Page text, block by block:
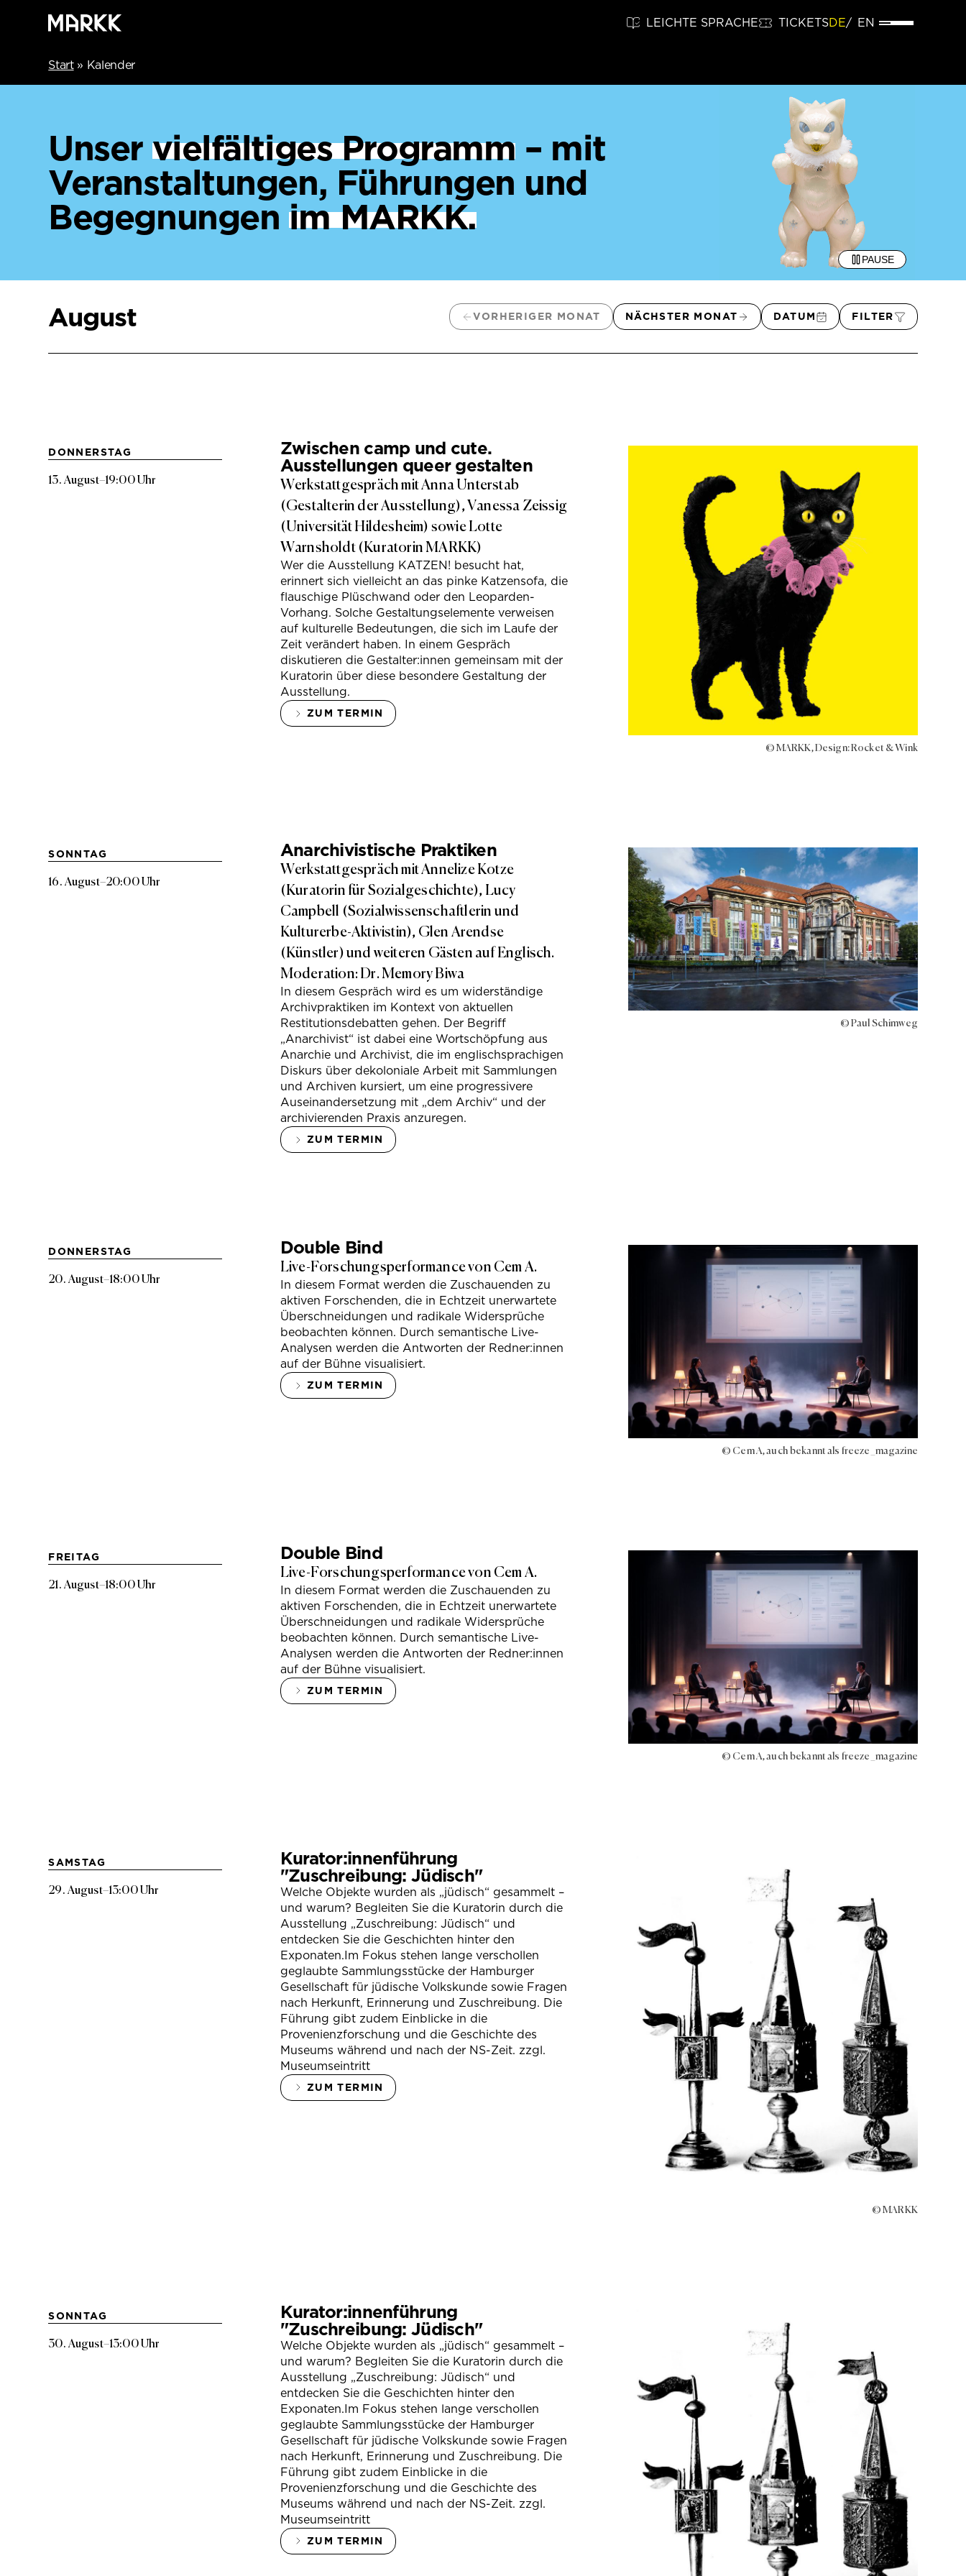
LEICHTE SPRACHE TICKETSDE EN
Start» Kalender
Unser vielfältiges Programm – mit
Veranstaltungen, Führungen und
Begegnungen im MARKK.
PAUSE
August VORHERIGER MONAT NÄCHSTER MONAT DATUM FILTER
DONNERSTAG
13. August–19:00 Uhr
Zwischen camp und cute.
Ausstellungen queer gestalten
Werkstattgespräch mit Anna Unterstab
(Gestalterin der Ausstellung), Vanessa Zeissig
(Universität Hildesheim) sowie Lotte
Warnsholdt (Kuratorin MARKK)
Wer die Ausstellung KATZEN! besucht hat,
erinnert sich vielleicht an das pinke Katzensofa, die
flauschige Plüschwand oder den Leoparden-
Vorhang. Solche Gestaltungselemente verweisen
auf kulturelle Bedeutungen, die sich im Laufe der
Zeit verändert haben. In einem Gespräch
diskutieren die Gestalter:innen gemeinsam mit der
Kuratorin über diese besondere Gestaltung der
Ausstellung.
ZUM TERMIN
© MARKK, Design: Rocket & Wink
SONNTAG
16. August–20:00 Uhr
Anarchivistische Praktiken
Werkstattgespräch mit Annelize Kotze
(Kuratorin für Sozialgeschichte), Lucy
Campbell (Sozialwissenschaftlerin und
Kulturerbe-Aktivistin), Glen Arendse
(Künstler) und weiteren Gästen auf Englisch.
Moderation: Dr. Memory Biwa
In diesem Gespräch wird es um widerständige
Archivpraktiken im Kontext von aktuellen
Restitutionsdebatten gehen. Der Begriff
„Anarchivist“ ist dabei eine Wortschöpfung aus
Anarchie und Archivist, die im englischsprachigen
Diskurs über dekoloniale Arbeit mit Sammlungen
und Archiven kursiert, um eine progressivere
Auseinandersetzung mit „dem Archiv“ und der
archivierenden Praxis anzuregen.
ZUM TERMIN
© Paul Schimweg
DONNERSTAG
20. August–18:00 Uhr
Double Bind
Live-Forschungsperformance von Cem A.
In diesem Format werden die Zuschauenden zu
aktiven Forschenden, die in Echtzeit unerwartete
Überschneidungen und radikale Widersprüche
beobachten können. Durch semantische Live-
Analysen werden die Antworten der Redner:innen
auf der Bühne visualisiert.
ZUM TERMIN
© Cem A, auch bekannt als freeze_magazine
FREITAG
21. August–18:00 Uhr
Double Bind
Live-Forschungsperformance von Cem A.
In diesem Format werden die Zuschauenden zu
aktiven Forschenden, die in Echtzeit unerwartete
Überschneidungen und radikale Widersprüche
beobachten können. Durch semantische Live-
Analysen werden die Antworten der Redner:innen
auf der Bühne visualisiert.
ZUM TERMIN
© Cem A, auch bekannt als freeze_magazine
SAMSTAG
29. August–13:00 Uhr
Kurator:innenführung
"Zuschreibung: Jüdisch"
Welche Objekte wurden als „jüdisch“ gesammelt –
und warum? Begleiten Sie die Kuratorin durch die
Ausstellung „Zuschreibung: Jüdisch“ und
entdecken Sie die Geschichten hinter den
Exponaten.Im Fokus stehen lange verschollen
geglaubte Sammlungsstücke der Hamburger
Gesellschaft für jüdische Volkskunde sowie Fragen
nach Herkunft, Erinnerung und Zuschreibung. Die
Führung gibt zudem Einblicke in die
Provenienzforschung und die Geschichte des
Museums während und nach der NS-Zeit. zzgl.
Museumseintritt
ZUM TERMIN
© MARKK
SONNTAG
30. August–13:00 Uhr
Kurator:innenführung
"Zuschreibung: Jüdisch"
Welche Objekte wurden als „jüdisch“ gesammelt –
und warum? Begleiten Sie die Kuratorin durch die
Ausstellung „Zuschreibung: Jüdisch“ und
entdecken Sie die Geschichten hinter den
Exponaten.Im Fokus stehen lange verschollen
geglaubte Sammlungsstücke der Hamburger
Gesellschaft für jüdische Volkskunde sowie Fragen
nach Herkunft, Erinnerung und Zuschreibung. Die
Führung gibt zudem Einblicke in die
Provenienzforschung und die Geschichte des
Museums während und nach der NS-Zeit. zzgl.
Museumseintritt
ZUM TERMIN